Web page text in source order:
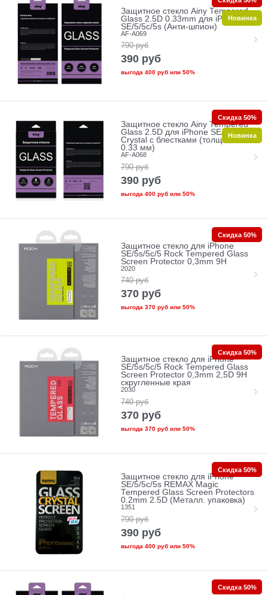
Защитное стекло Ainy Tempered
Glass 2.5D 0.33mm для iPhone
SE/5/5c/5s (Анти-шпион)
AF-A069
790 руб
390 руб
выгода 400 рубили 50%
Новинка
Защитное стекло Ainy Tempered
Glass 2.5D для iPhone SE/5/5c/5s
Crystal с блестками (толщина
0.33 мм)
AF-A068
790 руб
390 руб
выгода 400 рубили 50%
Скидка 50%
Новинка
Защитное стекло для iPhone
SE/5s/5с/5 Rock Tempered Glass
Screen Protector 0,3mm 9H
2020
740 руб
370 руб
выгода 370 рубили 50%
Скидка 50%
Защитное стекло для iPhone
SE/5s/5с/5 Rock Tempered Glass
Screen Protector 0,3mm 2,5D 9H
скругленные края
2030
740 руб
370 руб
выгода 370 рубили 50%
Скидка 50%
Защитное стекло для iPhone
SE/5/5c/5s REMAX Magic
Tempered Glass Screen Protectors
0.2mm 2.5D (Металл. упаковка)
1351
790 руб
390 руб
выгода 400 рубили 50%
Скидка 50%
Скидка 50%